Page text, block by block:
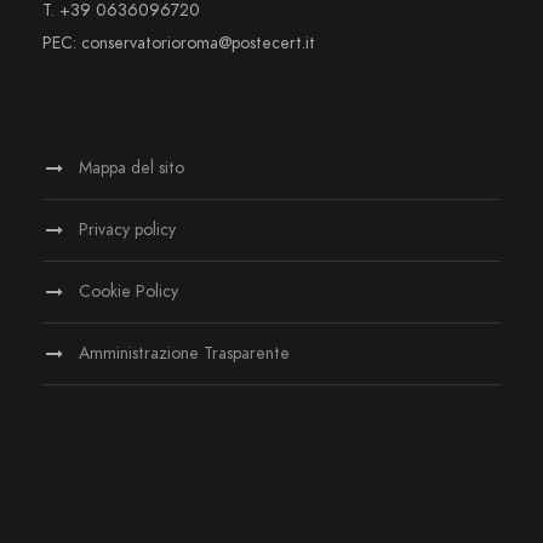
T. +39 0636096720
PEC: conservatorioroma@postecert.it
Mappa del sito
Privacy policy
Cookie Policy
Amministrazione Trasparente